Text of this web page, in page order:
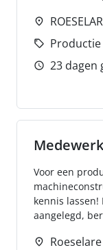
Productie
23 dagen
Voor een
kennis
aangelegd,
Roeselare